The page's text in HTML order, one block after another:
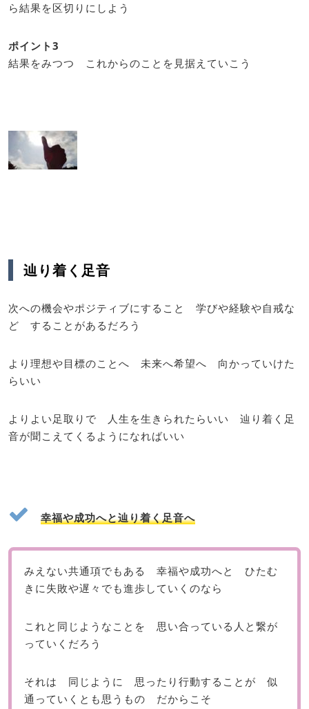
ら結果を区切りにしよう
ポイント3
結果をみつつ これからのことを見据えていこう
辿り着く足音
次への機会やポジティブにすること 学びや経験や自戒な
ど することがあるだろう
より理想や目標のことへ 未来へ希望へ 向かっていけた
らいい
よりよい足取りで 人生を生きられたらいい 辿り着く足
音が聞こえてくるようになればいい
幸福や成功へと辿り着く足音へ
みえない共通項でもある 幸福や成功へと ひたむ
きに失敗や遅々でも進歩していくのなら
これと同じようなことを 思い合っている人と繋が
っていくだろう
それは 同じように 思ったり行動することが 似
通っていくとも思うもの だからこそ